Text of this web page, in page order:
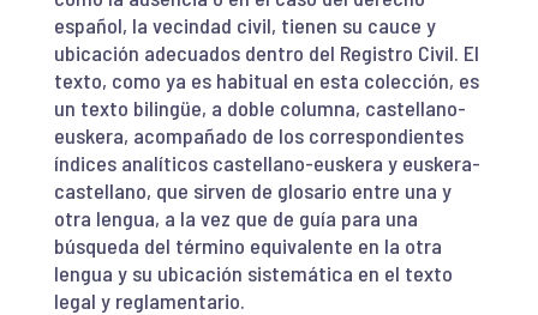
español, la vecindad civil, tienen su cauce y
ubicación adecuados dentro del Registro Civil. El
texto, como ya es habitual en esta colección, es
un texto bilingüe, a doble columna, castellano-
euskera, acompañado de los correspondientes
índices analíticos castellano-euskera y euskera-
castellano, que sirven de glosario entre una y
otra lengua, a la vez que de guía para una
búsqueda del término equivalente en la otra
lengua y su ubicación sistemática en el texto
legal y reglamentario.